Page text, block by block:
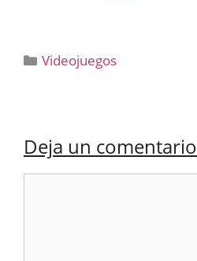
Categorías
Videojuegos
Deja un comentario